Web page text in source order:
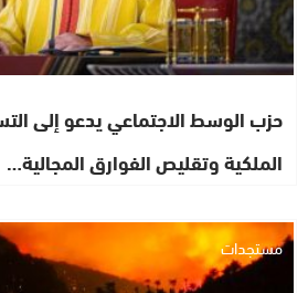
حزب الوسط الاجتماعي يدعو إلى
الملكية وتقليص الفوارق المجالية…
مستجدات